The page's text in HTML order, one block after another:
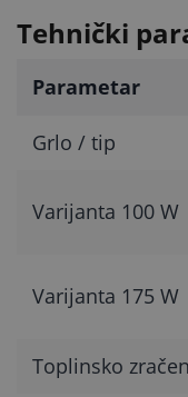
Tehnički
Parametar
Grlo / tip
Varijanta 100 W
Varijanta 175 W
Toplinsko